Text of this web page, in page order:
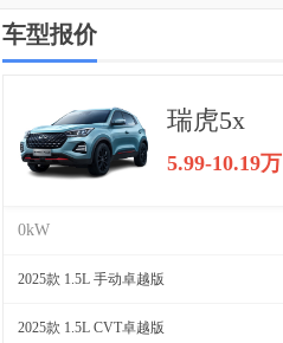
车型报价
瑞虎5x
5.99-10.19万
0kW
2025款 1.5L 手动卓越版
2025款 1.5L CVT卓越版